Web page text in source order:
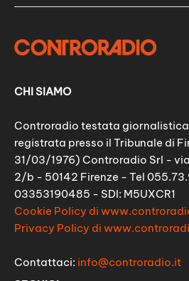
CHI SIAMO
Controradio testata
registrata presso il Tribunale di
31/03/1976) Controradio Srl -
2/b - 50142 Firenze - Tel
03353190485 - SDI: M5UXCR1
Cookie Policy di
Privacy Policy di
Contattaci: info@controradio.it